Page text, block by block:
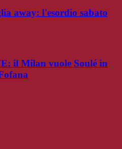
away: l'esordio sabato
il Milan vuole Soulé in